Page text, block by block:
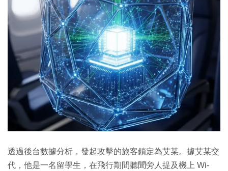
透過後台數據分析，發起攻擊的旅客鎖定為艾某。據艾某交
代，他是一名留學生，在飛行期間聽聞旁人提及機上 Wi-